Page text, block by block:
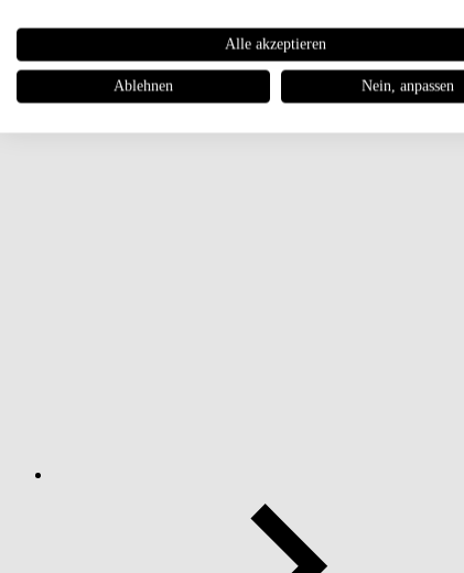
Alle akzeptieren
Ablehnen Nein, anpassen